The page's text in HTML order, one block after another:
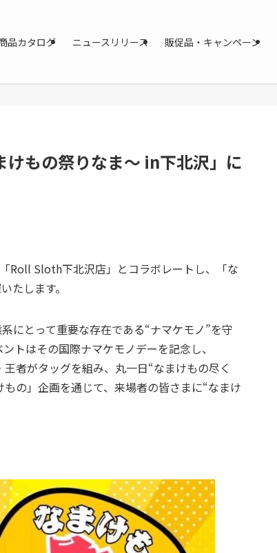
品カタログ ニュースリリース 販促品・キャンペーン
もの祭りなま～ in下北沢」に
Roll Sloth下北沢店」とコラボレートし、「な
たします。
にとって重要な存在である“ナマケモノ”を守
トはその国際ナマケモノデーを記念し、
者がタッグを組み、丸一日“なまけもの尽く
の」企画を通じて、来場者の皆さまに“なまけ